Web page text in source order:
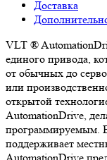
Доставка
VLT ®
единого привода,
от обычных до
или
открытой
AutomationDrive,
программируемым.
поддерживает